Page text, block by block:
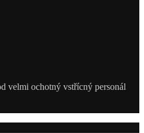
velmi ochotný vstřícný personál